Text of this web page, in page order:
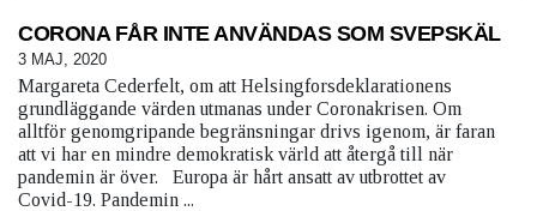
CORONA FÅR INTE ANVÄNDAS SOM SVEPSKÄL
3 MAJ, 2020
Margareta Cederfelt, om att Helsingforsdeklarationens
grundläggande värden utmanas under Coronakrisen. Om
alltför genomgripande begränsningar drivs igenom, är faran
att vi har en mindre demokratisk värld att återgå till när
pandemin är över. Europa är hårt ansatt av utbrottet av
Covid-19. Pandemin ...